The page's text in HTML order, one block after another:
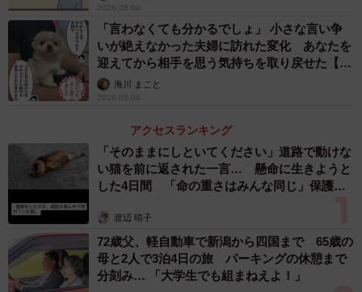
拘置所で再開する佐藤と渋谷（ワダユウキさん提供）
大学を卒業して地方銀行に入行した佐藤でしたが、一流大
学名とは裏腹にまったく仕事が出来ません。ミスをして怒
られるのが怖くて電話対応もできない佐藤は、周囲のプレ
ッシャーから仕事を休みがちになってしまいます。
2026.08.04
「言わなくても分かるでしょ」 小さな言い争
いが絶えなかった夫婦に訪れた変化 あなたを
迎えてから相手を思う気持ちを取り戻せた【漫
画】海川 まこと
2026.08.04
アクセスランキング
「そのままにしといてください」道路で動けな
い猫を前に返された一言… 懸命に生きようと
した4日間 「命の重さはみんな同じ」保護団
渡辺 晴子
72歳父、軽自動車で新潟から四国まで 65歳の
母と2人で3泊4日の旅 パーキングの休憩まで
分刻み… 「大学生でも組まねえよ！」